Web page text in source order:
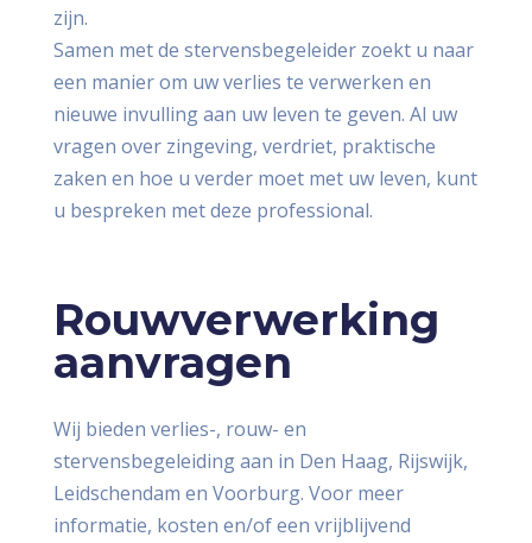
zijn.
Samen met de stervensbegeleider zoekt u naar
een manier om uw verlies te verwerken en
nieuwe invulling aan uw leven te geven. Al uw
vragen over zingeving, verdriet, praktische
zaken en hoe u verder moet met uw leven, kunt
u bespreken met deze professional.
Rouwverwerking
aanvragen
Wij bieden verlies-, rouw- en
stervensbegeleiding aan in Den Haag, Rijswijk,
Leidschendam en Voorburg. Voor meer
informatie, kosten en/of een vrijblijvend